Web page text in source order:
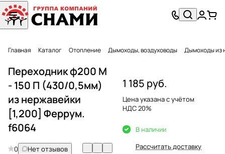
Главная Каталог Отопление Дымоходы, воздуховоды Дымоходы из
Переходник ф200 М
- 150 П (430/0,5мм)
из нержавейки
[1,200] Феррум.
f6064
0
Нет отзывов
1 185 руб.
Цена указана с учётом
НДС 20%
В наличии
Рассчитать доставку